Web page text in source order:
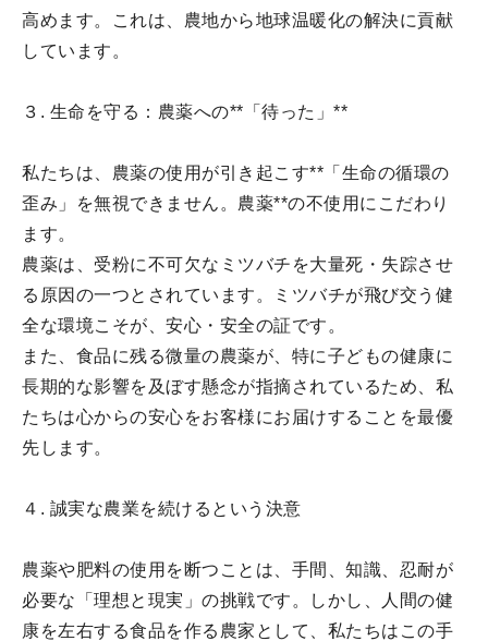
高めます。これは、農地から地球温暖化の解決に貢献
しています。
３. 生命を守る：農薬への**「待った」**
私たちは、農薬の使用が引き起こす**「生命の循環の
歪み」を無視できません。農薬**の不使用にこだわり
ます。
農薬は、受粉に不可欠なミツバチを大量死・失踪させ
る原因の一つとされています。ミツバチが飛び交う健
全な環境こそが、安心・安全の証です。
また、食品に残る微量の農薬が、特に子どもの健康に
長期的な影響を及ぼす懸念が指摘されているため、私
たちは心からの安心をお客様にお届けすることを最優
先します。
４. 誠実な農業を続けるという決意
農薬や肥料の使用を断つことは、手間、知識、忍耐が
必要な「理想と現実」の挑戦です。しかし、人間の健
康を左右する食品を作る農家として、私たちはこの手